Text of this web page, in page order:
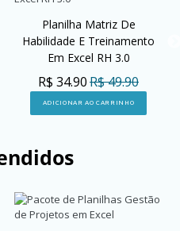
Planilha Matriz De
Habilidade E Treinamento
Em Excel RH 3.0
R$ 34.90R$ 49.90
ADICIONAR AO CARRINHO